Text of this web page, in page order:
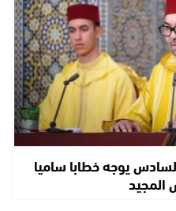
يوجه خطابا ساميا
المجيد